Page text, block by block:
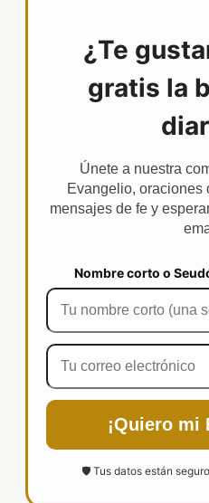
¿Te
gratis la
Únete a nuestra
Evangelio, oraciones
mensajes de fe y
Nombre corto o
¡Quiero mi
🛡️ Tus datos están